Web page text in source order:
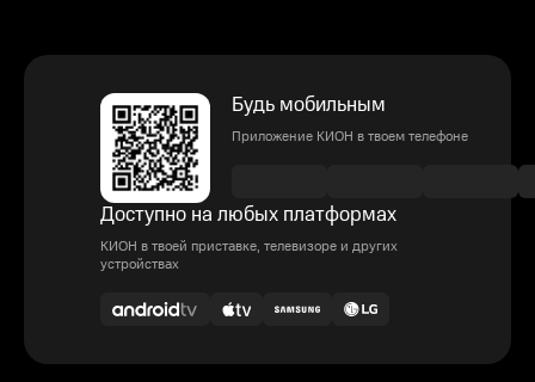
Будь мобильным
Приложение КИОН в твоем телефоне
Доступно на любых платформах
КИОН в твоей приставке, телевизоре и других
устройствах